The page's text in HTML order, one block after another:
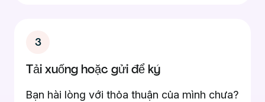
3
Tải xuống hoặc gửi để ký
Bạn hài lòng với thỏa thuận của mình chưa?